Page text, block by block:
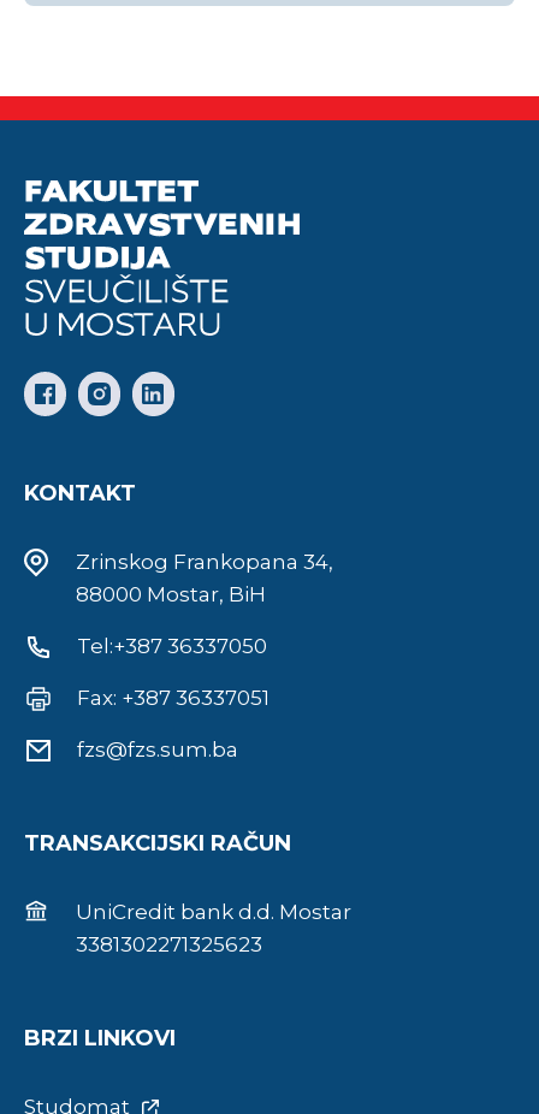
KONTAKT
Zrinskog Frankopana 34,
88000 Mostar, BiH
Tel:+387 36337050
Fax: +387 36337051
fzs@fzs.sum.ba
TRANSAKCIJSKI RAČUN
UniCredit bank d.d. Mostar
3381302271325623
BRZI LINKOVI
Studomat